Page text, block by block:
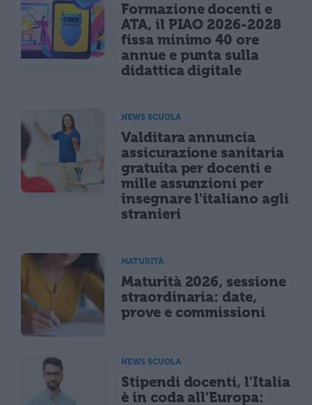
Formazione docenti e
ATA, il PIAO 2026-2028
fissa minimo 40 ore
annue e punta sulla
didattica digitale
NEWS SCUOLA
Valditara annuncia
assicurazione sanitaria
gratuita per docenti e
mille assunzioni per
insegnare l'italiano agli
stranieri
MATURITÀ
Maturità 2026, sessione
straordinaria: date,
prove e commissioni
NEWS SCUOLA
Stipendi docenti, l'Italia
è in coda all'Europa: